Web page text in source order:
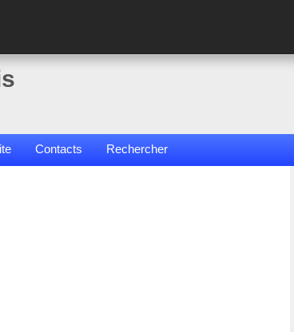
Contacts Rechercher